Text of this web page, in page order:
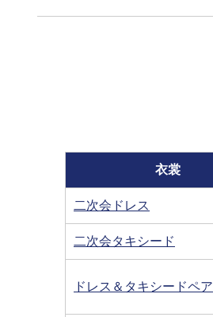
衣裳
二次会ドレス
二次会タキシード
ドレス＆タキシードペア